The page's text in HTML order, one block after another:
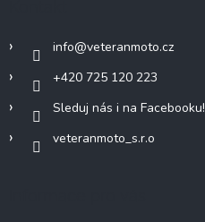
info@veteranmoto.cz
+420 725 120 223
Sleduj nás i na Facebooku!
veteranmoto_s.r.o